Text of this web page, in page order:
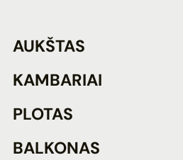
AUKŠTAS
KAMBARIAI
PLOTAS
BALKONAS